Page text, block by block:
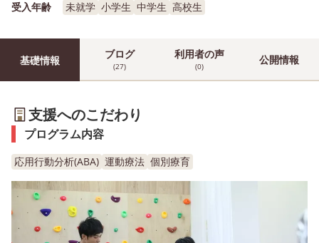
受入年齢
未就学 小学生 中学生 高校生
基礎情報 ブログ
(27)
利用者の声
(0)
公開情報
支援へのこだわり
プログラム内容
応用行動分析(ABA) 運動療法 個別療育